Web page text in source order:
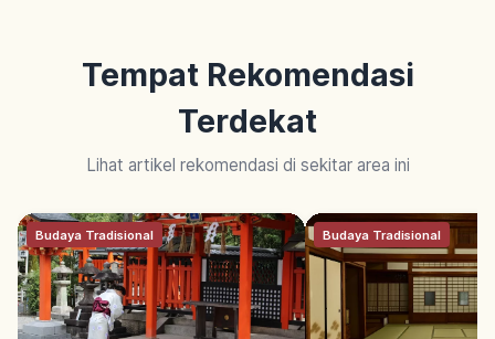
Tempat Rekomendasi
Terdekat
Lihat artikel rekomendasi di sekitar area ini
Budaya Tradisional Budaya Tradisional